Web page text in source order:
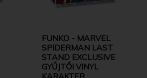
FUNKO - MARVEL
SPIDERMAN LAST
STAND EXCLUSIVE
GYŰJTŐI VINYL
KARAKTER